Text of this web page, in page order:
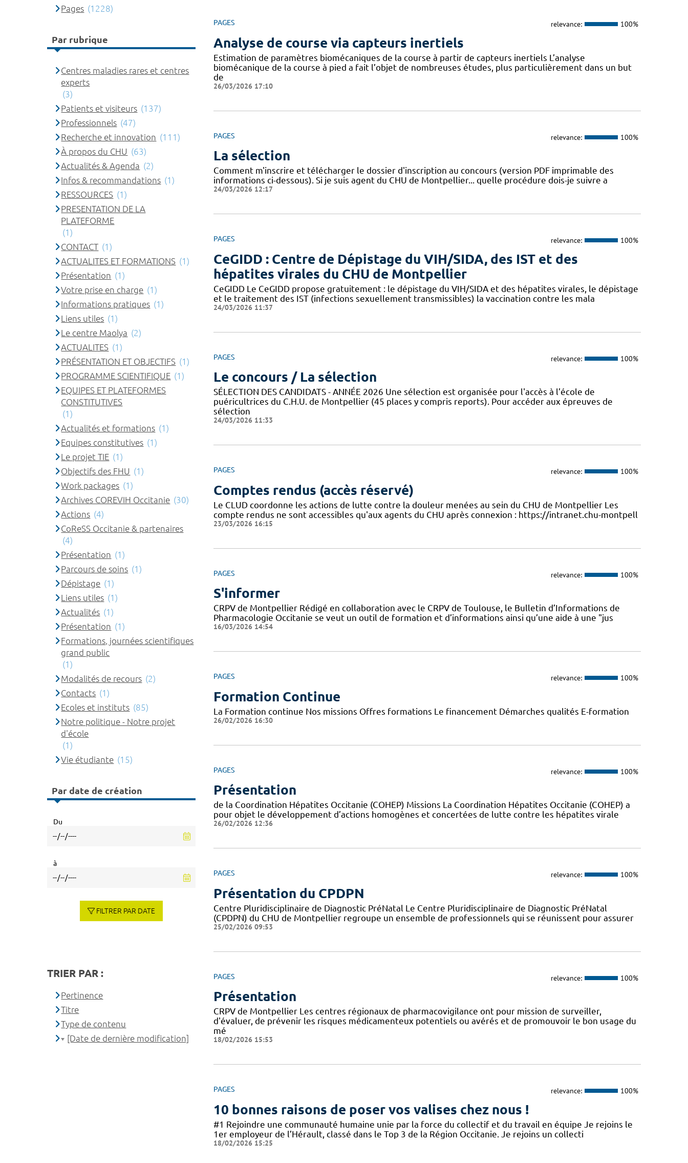
PAGES relevance: 100%
Analyse de course via capteurs inertiels
Estimation de paramètres biomécaniques de la course à partir de capteurs inertiels L’analyse
biomécanique de la course à pied a fait l’objet de nombreuses études, plus particulièrement dans un but
de
26/03/2026 17:10
PAGES relevance: 100%
La sélection
Comment m'inscrire et télécharger le dossier d'inscription au concours (version PDF imprimable des
informations ci-dessous). Si je suis agent du CHU de Montpellier... quelle procédure dois-je suivre a
24/03/2026 12:17
PAGES relevance: 100%
CeGIDD : Centre de Dépistage du VIH/SIDA, des IST et des
hépatites virales du CHU de Montpellier
CeGIDD Le CeGIDD propose gratuitement : le dépistage du VIH/SIDA et des hépatites virales, le dépistage
et le traitement des IST (infections sexuellement transmissibles) la vaccination contre les mala
24/03/2026 11:37
PAGES relevance: 100%
Le concours / La sélection
SÉLECTION DES CANDIDATS - ANNÉE 2026 Une sélection est organisée pour l'accès à l’école de
puéricultrices du C.H.U. de Montpellier (45 places y compris reports). Pour accéder aux épreuves de
sélection
24/03/2026 11:33
PAGES relevance: 100%
Comptes rendus (accès réservé)
Le CLUD coordonne les actions de lutte contre la douleur menées au sein du CHU de Montpellier Les
compte rendus ne sont accessibles qu'aux agents du CHU après connexion : https://intranet.chu-montpell
23/03/2026 16:15
PAGES relevance: 100%
S'informer
CRPV de Montpellier Rédigé en collaboration avec le CRPV de Toulouse, le Bulletin d’Informations de
Pharmacologie Occitanie se veut un outil de formation et d’informations ainsi qu’une aide à une "jus
16/03/2026 14:54
PAGES relevance: 100%
Formation Continue
La Formation continue Nos missions Offres formations Le financement Démarches qualités E-formation
26/02/2026 16:30
PAGES relevance: 100%
Présentation
de la Coordination Hépatites Occitanie (COHEP) Missions La Coordination Hépatites Occitanie (COHEP) a
pour objet le développement d’actions homogènes et concertées de lutte contre les hépatites virale
26/02/2026 12:36
PAGES relevance: 100%
Présentation du CPDPN
Centre Pluridisciplinaire de Diagnostic PréNatal Le Centre Pluridisciplinaire de Diagnostic PréNatal
(CPDPN) du CHU de Montpellier regroupe un ensemble de professionnels qui se réunissent pour assurer
25/02/2026 09:53
PAGES relevance: 100%
Présentation
CRPV de Montpellier Les centres régionaux de pharmacovigilance ont pour mission de surveiller,
d'évaluer, de prévenir les risques médicamenteux potentiels ou avérés et de promouvoir le bon usage du
mé
18/02/2026 15:53
PAGES relevance: 100%
10 bonnes raisons de poser vos valises chez nous !
#1 Rejoindre une communauté humaine unie par la force du collectif et du travail en équipe Je rejoins le
1er employeur de l’Hérault, classé dans le Top 3 de la Région Occitanie. Je rejoins un collecti
18/02/2026 15:25
Pages (1228)
Par rubrique
Centres maladies rares et centres
experts
(3)
Patients et visiteurs (137)
Professionnels (47)
Recherche et innovation (111)
À propos du CHU (63)
Actualités & Agenda (2)
Infos & recommandations (1)
RESSOURCES (1)
PRESENTATION DE LA
PLATEFORME
(1)
CONTACT (1)
ACTUALITES ET FORMATIONS (1)
Présentation (1)
Votre prise en charge (1)
Informations pratiques (1)
Liens utiles (1)
Le centre Maolya (2)
ACTUALITES (1)
PRÉSENTATION ET OBJECTIFS (1)
PROGRAMME SCIENTIFIQUE (1)
EQUIPES ET PLATEFORMES
CONSTITUTIVES
(1)
Actualités et formations (1)
Equipes constitutives (1)
Le projet TIE (1)
Objectifs des FHU (1)
Work packages (1)
Archives COREVIH Occitanie (30)
Actions (4)
CoReSS Occitanie & partenaires
(4)
Présentation (1)
Parcours de soins (1)
Dépistage (1)
Liens utiles (1)
Actualités (1)
Présentation (1)
Formations, journées scientifiques
grand public
(1)
Modalités de recours (2)
Contacts (1)
Ecoles et instituts (85)
Notre politique - Notre projet
d'école
(1)
Vie étudiante (15)
Par date de création
Du
à
FILTRER PAR DATE
TRIER PAR :
Pertinence
Titre
Type de contenu
[Date de dernière modification]